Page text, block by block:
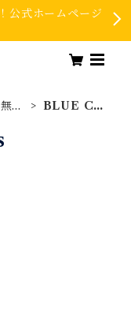
公式ホームページ
無線
BLUE CE